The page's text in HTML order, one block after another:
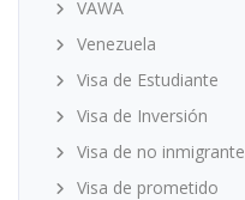
VAWA
Venezuela
Visa de Estudiante
Visa de Inversión
Visa de no inmigrante
Visa de prometido